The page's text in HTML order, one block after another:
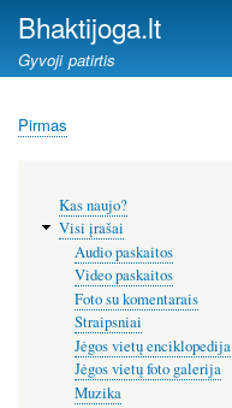
Bhaktijoga.lt
Gyvoji patirtis
Kelias
Pirmas
meniu
Kas naujo?
Visi įrašai
Audio paskaitos
Video paskaitos
Foto su komentarais
Straipsniai
Jėgos vietų enciklopedija
Jėgos vietų foto galerija
Muzika